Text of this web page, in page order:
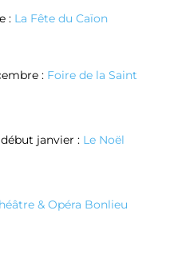
: La Fête du Caïon
: Foire de la Saint
janvier : Le Noël
& Opéra Bonlieu